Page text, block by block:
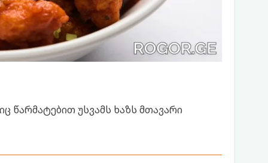
წარმატებით უსვამს ხაზს მთავარი